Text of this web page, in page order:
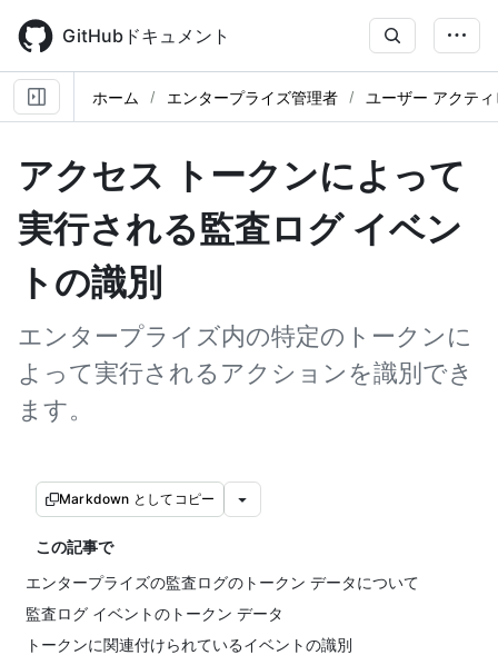
main
content
GitHubドキュメント
ホーム エンタープライズ管理者 ユーザー アクテ
アクセス トークンによって
実行される監査ログ イベン
トの識別
エンタープライズ内の特定のトークンに
よって実行されるアクションを識別でき
ます。
Markdown としてコピー
この記事で
エンタープライズの監査ログのトークン データについて
監査ログ イベントのトークン データ
トークンに関連付けられているイベントの識別